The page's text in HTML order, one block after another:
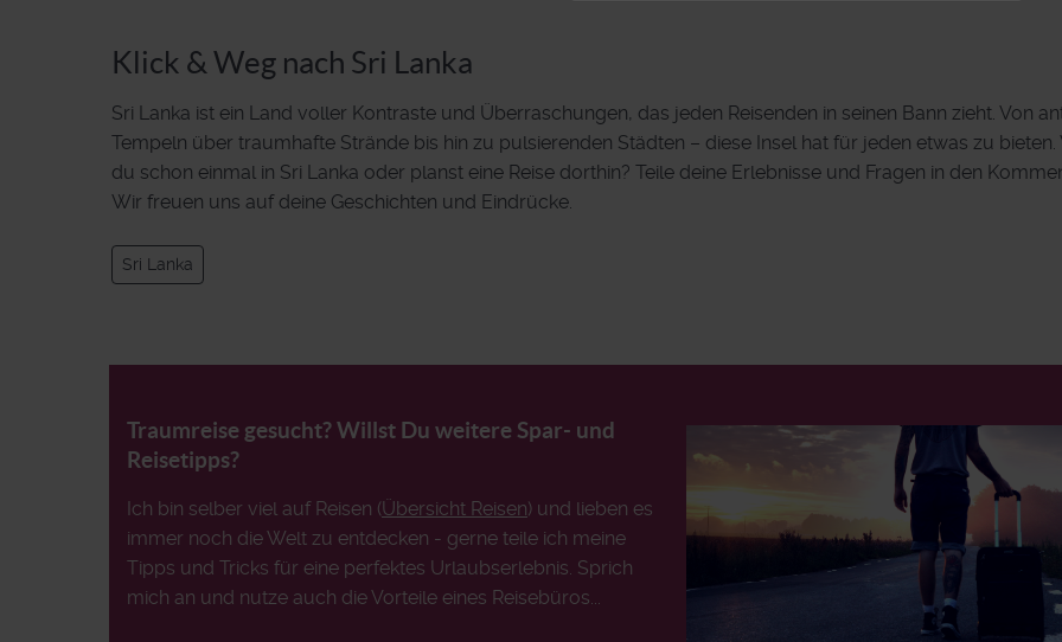
Klick & Weg nach Sri Lanka
Sri Lanka ist ein Land voller Kontraste und Überraschungen, das jeden Reisenden in seinen Bann zieht. Von
Tempeln über traumhafte Strände bis hin zu pulsierenden Städten – diese Insel hat für jeden etwas zu bieten.
du schon einmal in Sri Lanka oder planst eine Reise dorthin? Teile deine Erlebnisse und Fragen in den
Wir freuen uns auf deine Geschichten und Eindrücke.
Sri Lanka
Traumreise gesucht? Willst Du weitere Spar- und
Reisetipps?
Ich bin selber viel auf Reisen (Übersicht Reisen) und lieben es
immer noch die Welt zu entdecken - gerne teile ich meine
Tipps und Tricks für eine perfektes Urlaubserlebnis. Sprich
mich an und nutze auch die Vorteile eines Reisebüros...